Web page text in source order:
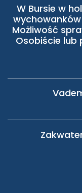
W Bursie w
Możliwość
Osobiście lub